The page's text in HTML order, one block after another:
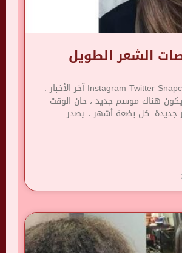
الشعر الطويل
Instagram Twitter Snapchat Youtube آخر الأخبار :
هناك موسم جديد ، حان الوقت
جديدة. كل بضعة أشهر ، يصدر